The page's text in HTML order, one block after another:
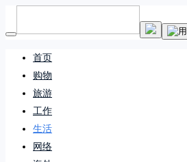
首页
购物
旅游
工作
生活
网络